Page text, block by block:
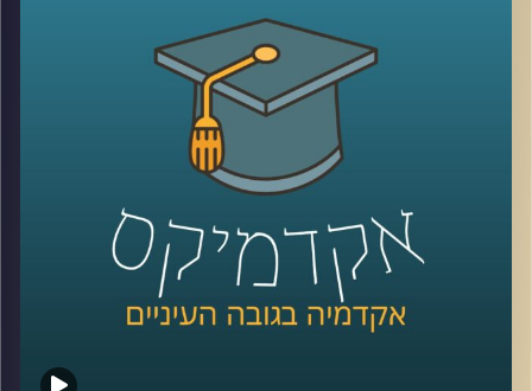
שמירה על קשר עם חברים, מציאת עבודה, אבל גם המון דברים
שליליים, אנחנו נחשפים לדברים שעושים לנו רע, מתגברים
יכולים לפתח הפרעות אכילה או דיכאון ועל אף שרובנו מבינים
את הנזקים הפוטנציאלים קשה לנו להתנתק או אפילו להמעיט
אז מה אפשר לעשות?
כדי לענות על השאלה הזו הצטרף אליי היום פרופ׳ צחי חייט,
ראש ההתמחות השיווקית בביה"ס סמי עופר לתקשורת.
קרדיט תמונות:AudioVersity